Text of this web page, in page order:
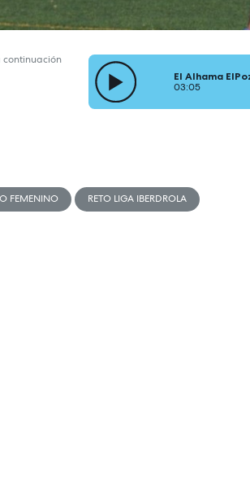
continuación
El Alhama
03:05
FEMENINO RETO LIGA IBERDROLA